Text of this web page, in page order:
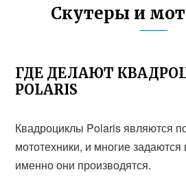
Скутеры и
ГДЕ ДЕЛАЮТ
POLARIS
Квадроциклы Polaris являются
мототехники, и многие задаются
именно они производятся.